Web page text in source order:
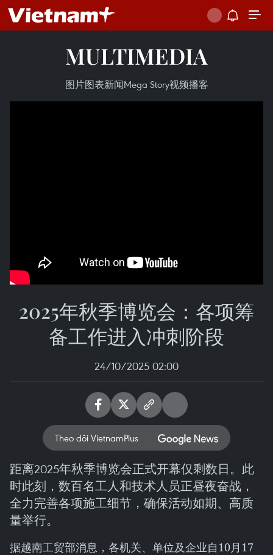
MULTIMEDIA
图片图表新闻Mega Story视频播客
2025年秋季博览会：各项筹
备工作进入冲刺阶段
24/10/2025 02:00
Theo dõi VietnamPlus
距离2025年秋季博览会正式开幕仅剩数日。此
时此刻，数百名工人和技术人员正昼夜奋战，
全力完善各项施工细节，确保活动如期、高质
量举行。
据越南工贸部消息，各机关、单位及企业自10月17